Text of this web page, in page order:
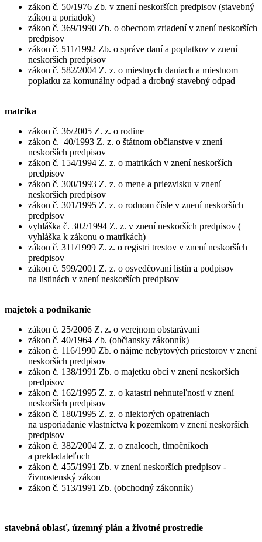
zákon č. 50/1976 Zb. v znení neskorších predpisov (stavebný
zákon a poriadok)
zákon č. 369/1990 Zb. o obecnom zriadení v znení neskorších
predpisov
zákon č. 511/1992 Zb. o správe daní a poplatkov v znení
neskorších predpisov
zákon č. 582/2004 Z. z. o miestnych daniach a miestnom
poplatku za komunálny odpad a drobný stavebný odpad
matrika
zákon č. 36/2005 Z. z. o rodine
zákon č. 40/1993 Z. z. o štátnom občianstve v znení
neskorších predpisov
zákon č. 154/1994 Z. z. o matrikách v znení neskorších
predpisov
zákon č. 300/1993 Z. z. o mene a priezvisku v znení
neskorších predpisov
zákon č. 301/1995 Z. z. o rodnom čísle v znení neskorších
predpisov
vyhláška č. 302/1994 Z. z. v znení neskorších predpisov (
vyhláška k zákonu o matrikách)
zákon č. 311/1999 Z. z. o registri trestov v znení neskorších
predpisov
zákon č. 599/2001 Z. z. o osvedčovaní listín a podpisov
na listinách v znení neskorších predpisov
majetok a podnikanie
zákon č. 25/2006 Z. z. o verejnom obstarávaní
zákon č. 40/1964 Zb. (občiansky zákonník)
zákon č. 116/1990 Zb. o nájme nebytových priestorov v znení
neskorších predpisov
zákon č. 138/1991 Zb. o majetku obcí v znení neskorších
predpisov
zákon č. 162/1995 Z. z. o katastri nehnuteľností v znení
neskorších predpisov
zákon č. 180/1995 Z. z. o niektorých opatreniach
na usporiadanie vlastníctva k pozemkom v znení neskorších
predpisov
zákon č. 382/2004 Z. z. o znalcoch, tlmočníkoch
a prekladateľoch
zákon č. 455/1991 Zb. v znení neskorších predpisov -
živnostenský zákon
zákon č. 513/1991 Zb. (obchodný zákonník)
stavebná oblasť, územný plán a životné prostredie